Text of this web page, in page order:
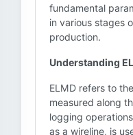
fundamental
in various stages
production.
Understanding
ELMD refers to
measured along
logging
as a wireline, is